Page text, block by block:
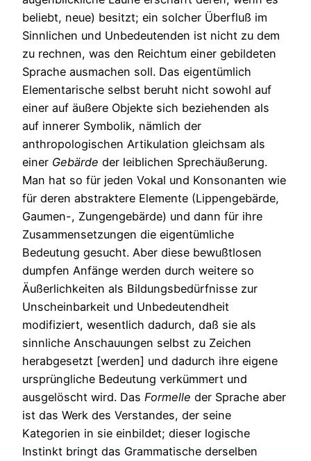
beliebt, neue) besitzt; ein solcher Überfluß im
Sinnlichen und Unbedeutenden ist nicht zu dem
zu rechnen, was den Reichtum einer gebildeten
Sprache ausmachen soll. Das eigentümlich
Elementarische selbst beruht nicht sowohl auf
einer auf äußere Objekte sich beziehenden als
auf innerer Symbolik, nämlich der
anthropologischen Artikulation gleichsam als
einer Gebärde der leiblichen Sprechäußerung.
Man hat so für jeden Vokal und Konsonanten wie
für deren abstraktere Elemente (Lippengebärde,
Gaumen-, Zungengebärde) und dann für ihre
Zusammensetzungen die eigentümliche
Bedeutung gesucht. Aber diese bewußtlosen
dumpfen Anfänge werden durch weitere so
Äußerlichkeiten als Bildungsbedürfnisse zur
Unscheinbarkeit und Unbedeutendheit
modifiziert, wesentlich dadurch, daß sie als
sinnliche Anschauungen selbst zu Zeichen
herabgesetzt [werden] und dadurch ihre eigene
ursprüngliche Bedeutung verkümmert und
ausgelöscht wird. Das Formelle der Sprache aber
ist das Werk des Verstandes, der seine
Kategorien in sie einbildet; dieser logische
Instinkt bringt das Grammatische derselben